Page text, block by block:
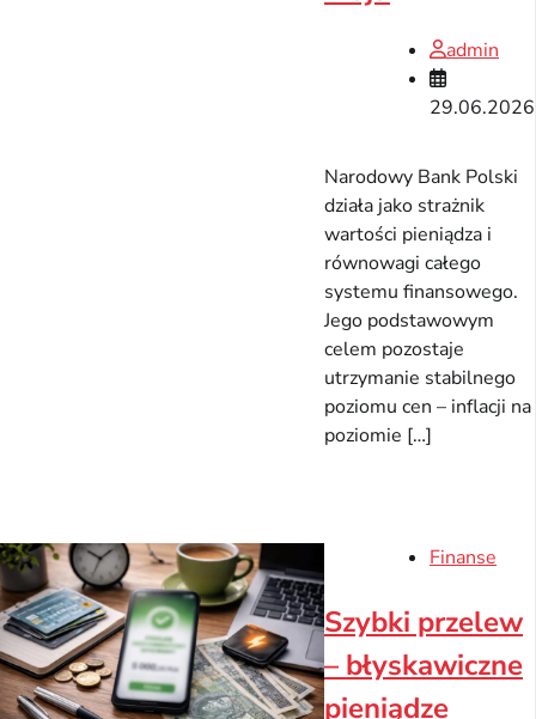
admin
29.06.2026
Narodowy Bank Polski
działa jako strażnik
wartości pieniądza i
równowagi całego
systemu finansowego.
Jego podstawowym
celem pozostaje
utrzymanie stabilnego
poziomu cen – inflacji na
poziomie […]
Finanse
Szybki przelew
– błyskawiczne
pieniądze